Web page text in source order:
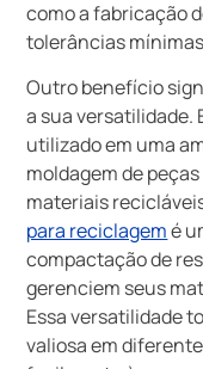
como a fabricação
tolerâncias
Outro benefício
a sua versatilidade.
utilizado em uma
moldagem de
materiais
para reciclagemé
compactação de
gerenciem seus
Essa versatilidade
valiosa em